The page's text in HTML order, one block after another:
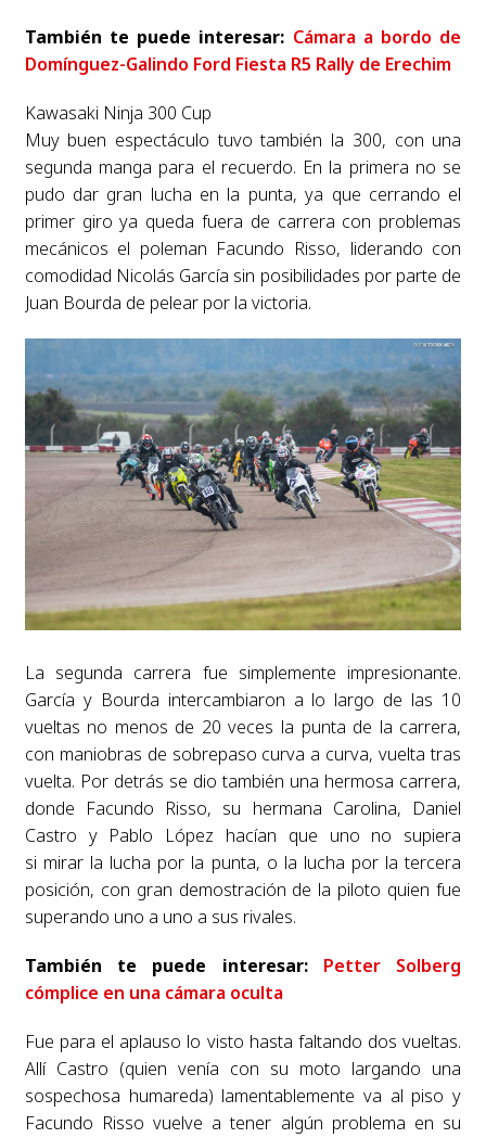
También te puede interesar: Cámara a bordo de
Domínguez-Galindo Ford Fiesta R5 Rally de Erechim
Kawasaki Ninja 300 Cup
Muy buen espectáculo tuvo también la 300, con una
segunda manga para el recuerdo. En la primera no se
pudo dar gran lucha en la punta, ya que cerrando el
primer giro ya queda fuera de carrera con problemas
mecánicos el poleman Facundo Risso, liderando con
comodidad Nicolás García sin posibilidades por parte de
Juan Bourda de pelear por la victoria.
La segunda carrera fue simplemente impresionante.
García y Bourda intercambiaron a lo largo de las 10
vueltas no menos de 20 veces la punta de la carrera,
con maniobras de sobrepaso curva a curva, vuelta tras
vuelta. Por detrás se dio también una hermosa carrera,
donde Facundo Risso, su hermana Carolina, Daniel
Castro y Pablo López hacían que uno no supiera
si mirar la lucha por la punta, o la lucha por la tercera
posición, con gran demostración de la piloto quien fue
superando uno a uno a sus rivales.
También te puede interesar: Petter Solberg
cómplice en una cámara oculta
Fue para el aplauso lo visto hasta faltando dos vueltas.
Allí Castro (quien venía con su moto largando una
sospechosa humareda) lamentablemente va al piso y
Facundo Risso vuelve a tener algún problema en su